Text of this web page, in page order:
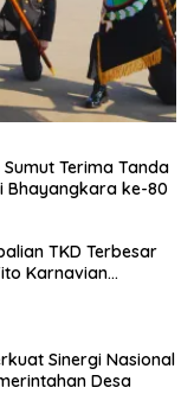
Terima Tanda
Bhayangkara ke-80
TKD Terbesar
Karnavian
Sinergi Nasional
Desa